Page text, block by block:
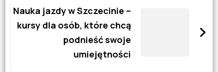
Nauka jazdy w Szczecinie –
kursy dla osób, które chcą
podnieść swoje
umiejętności